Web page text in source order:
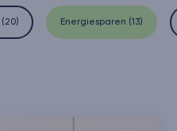
(20) Energiesparen (13)